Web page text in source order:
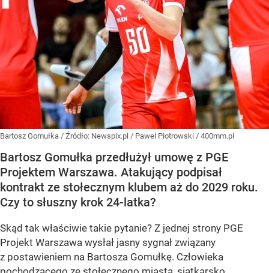
Bartosz Gomułka / Źródło: Newspix.pl / Pawel Piotrowski / 400mm.pl
Bartosz Gomułka przedłużył umowę z PGE
Projektem Warszawa. Atakujący podpisał
kontrakt ze stołecznym klubem aż do 2029 roku.
Czy to słuszny krok 24-latka?
Skąd tak właściwie takie pytanie? Z jednej strony PGE
Projekt Warszawa wysłał jasny sygnał związany
z postawieniem na Bartosza Gomułkę. Człowieka